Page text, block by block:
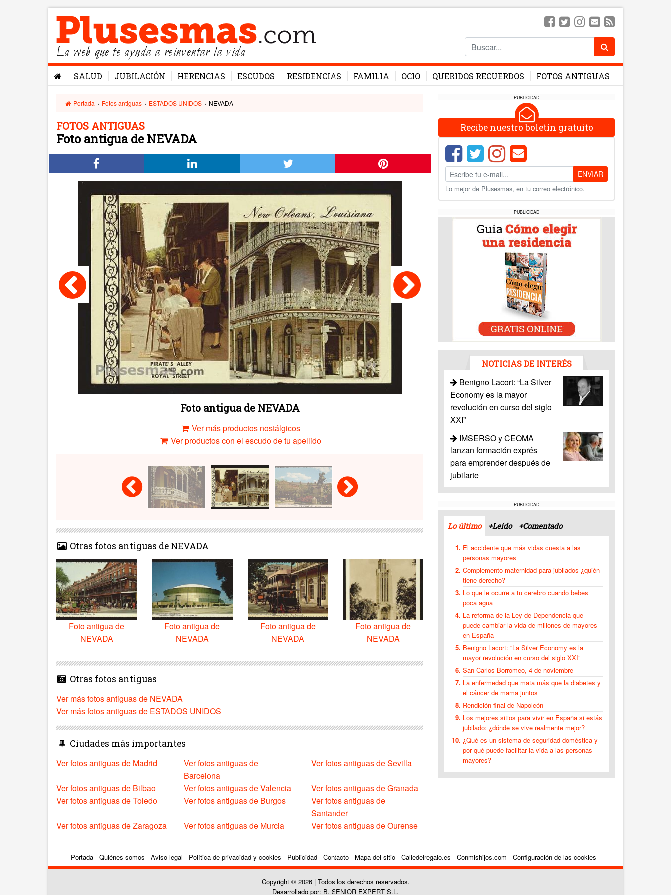
La web que te ayuda a reinventar la vida
SALUD JUBILACIÓN HERENCIAS ESCUDOS RESIDENCIAS FAMILIA OCIO QUERIDOS RECUERDOS FOTOS ANTIGUAS
Portada › Fotos antiguas › ESTADOS UNIDOS › NEVADA
FOTOS ANTIGUAS
Foto antigua de NEVADA
Foto antigua de NEVADA
Ver más productos nostálgicos
Ver productos con el escudo de tu apellido
Otras fotos antiguas de NEVADA
Foto antigua de
NEVADA
Foto antigua de
NEVADA
Foto antigua de
NEVADA
Foto antigua de
NEVADA
Otras fotos antiguas
Ver más fotos antiguas de NEVADA
Ver más fotos antiguas de ESTADOS UNIDOS
Ciudades más importantes
Ver fotos antiguas de Madrid
Ver fotos antiguas de
Barcelona
Ver fotos antiguas de Sevilla
Ver fotos antiguas de Bilbao Ver fotos antiguas de Valencia
Ver fotos antiguas de Granada
Ver fotos antiguas de Toledo
Ver fotos antiguas de Burgos
Ver fotos antiguas de
Santander
Ver fotos antiguas de Zaragoza
Ver fotos antiguas de Murcia Ver fotos antiguas de Ourense
PUBLICIDAD
Recibe nuestro boletín gratuito
ENVIAR
Lo mejor de Plusesmas, en tu correo electrónico.
PUBLICIDAD
NOTICIAS DE INTERÉS
Benigno Lacort: “La Silver
Economy es la mayor
revolución en curso del siglo
XXI”
IMSERSO y CEOMA
lanzan formación exprés
para emprender después de
jubilarte
PUBLICIDAD
Lo último +Leído +Comentado
El accidente que más vidas cuesta a las
personas mayores
Complemento maternidad para jubilados ¿quién
tiene derecho?
Lo que le ocurre a tu cerebro cuando bebes
poca agua
La reforma de la Ley de Dependencia que
puede cambiar la vida de millones de mayores
en España
Benigno Lacort: “La Silver Economy es la
mayor revolución en curso del siglo XXI”
San Carlos Borromeo, 4 de noviembre
La enfermedad que mata más que la diabetes y
el cáncer de mama juntos
Rendición final de Napoleón
Los mejores sitios para vivir en España si estás
jubilado: ¿dónde se vive realmente mejor?
¿Qué es un sistema de seguridad doméstica y
por qué puede facilitar la vida a las personas
mayores?
Portada Quiénes somos Aviso legal Política de privacidad y cookies Publicidad Contacto Mapa del sitio Calledelregalo.es Conmishijos.com Configuración de las cookies
Copyright © 2026 | Todos los derechos reservados.
Desarrollado por: B. SENIOR EXPERT S.L.